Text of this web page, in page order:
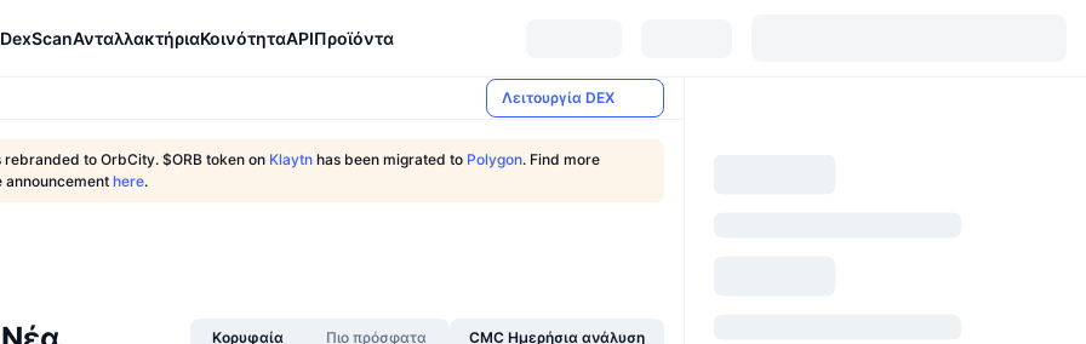
DexScanΑνταλλακτήριαΚοινότηταAPIΠροϊόντα
Λειτουργία DEX
rebranded to OrbCity. $ORB token on Klaytn has been migrated to Polygon. Find more
announcement here.
Κορυφαία Πιο πρόσφατα CMC Ημερήσια ανάλυση